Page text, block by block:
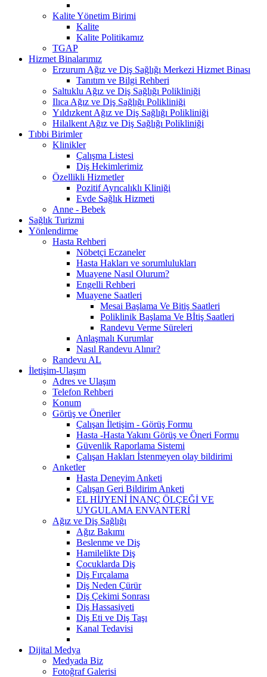
Kalite Yönetim Birimi
Kalite
Kalite Politikamız
TGAP
Hizmet Binalarımız
Erzurum Ağız ve Diş Sağlığı Merkezi Hizmet Binası
Tanıtım ve Bilgi Rehberi
Saltuklu Ağız ve Diş Sağlığı Polikliniği
Ilıca Ağız ve Diş Sağlığı Polikliniği
Yıldızkent Ağız ve Diş Sağlığı Polikliniği
Hilalkent Ağız ve Diş Sağlığı Polikliniği
Tıbbi Birimler
Klinikler
Çalışma Listesi
Diş Hekimlerimiz
Özellikli Hizmetler
Pozitif Ayrıcalıklı Kliniği
Evde Sağlık Hizmeti
Anne - Bebek
Sağlık Turizmi
Yönlendirme
Hasta Rehberi
Nöbetçi Eczaneler
Hasta Hakları ve sorumlulukları
Muayene Nasıl Olurum?
Engelli Rehberi
Muayene Saatleri
Mesai Başlama Ve Bitiş Saatleri
Poliklinik Başlama Ve Bİtiş Saatleri
Randevu Verme Süreleri
Anlaşmalı Kurumlar
Nasıl Randevu Alınır?
Randevu AL
İletişim-Ulaşım
Adres ve Ulaşım
Telefon Rehberi
Konum
Görüş ve Öneriler
Çalışan İletişim - Görüş Formu
Hasta -Hasta Yakını Görüş ve Öneri Formu
Güvenlik Raporlama Sistemi
Çalışan Hakları İstenmeyen olay bildirimi
Anketler
Hasta Deneyim Anketi
Çalışan Geri Bildirim Anketi
EL HİJYENİ İNANÇ ÖLÇEĞİ VE
UYGULAMA ENVANTERİ
Ağız ve Diş Sağlığı
Ağız Bakımı
Beslenme ve Diş
Hamilelikte Diş
Çocuklarda Diş
Diş Fırçalama
Diş Neden Çürür
Diş Çekimi Sonrası
Diş Hassasiyeti
Diş Eti ve Diş Taşı
Kanal Tedavisi
Dijital Medya
Medyada Biz
Fotoğraf Galerisi